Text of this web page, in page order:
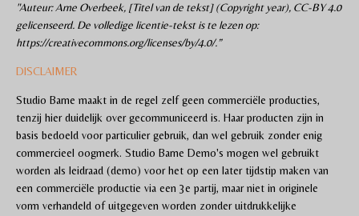
"Auteur: Arne Overbeek, [Titel van de tekst] (Copyright year), CC-BY 4.0
gelicenseerd. De volledige licentie-tekst is te lezen op:
https://creativecommons.org/licenses/by/4.0/.”
DISCLAIMER
Studio Barne maakt in de regel zelf geen commerciële producties,
tenzij hier duidelijk over gecommuniceerd is. Haar producten zijn in
basis bedoeld voor particulier gebruik, dan wel gebruik zonder enig
commercieel oogmerk. Studio Barne Demo's mogen wel gebruikt
worden als leidraad (demo) voor het op een later tijdstip maken van
een commerciële productie via een 3e partij, maar niet in originele
vorm verhandeld of uitgegeven worden zonder uitdrukkelijke